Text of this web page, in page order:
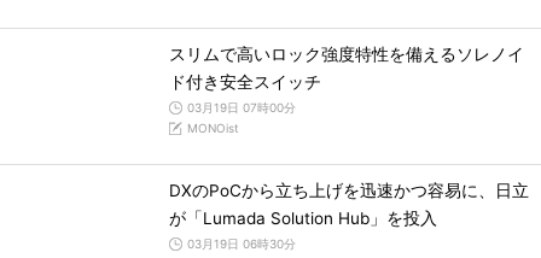
スリムで高いロック強度特性を備えるソレノイ
ド付き安全スイッチ
03月19日 07時00分
MONOist
DXのPoCから立ち上げを迅速かつ容易に、日立
が「Lumada Solution Hub」を投入
03月19日 06時30分